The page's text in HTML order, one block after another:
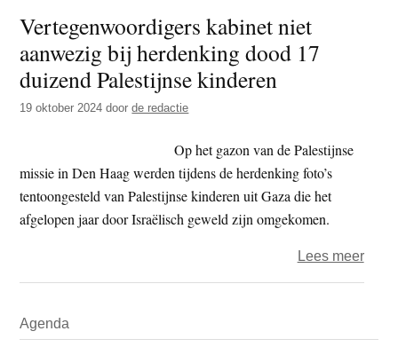
t
e
e
i
t
e
Vertegenwoordigers kabinet niet
aanwezig bij herdenking dood 17
duizend Palestijnse kinderen
19 oktober 2024 doorde redactie
Op het gazon van de Palestijnse
missie in Den Haag werden tijdens de herdenking foto’s
tentoongesteld van Palestijnse kinderen uit Gaza die het
afgelopen jaar door Israëlisch geweld zijn omgekomen.
Lees meerover
Sidebar
Agenda